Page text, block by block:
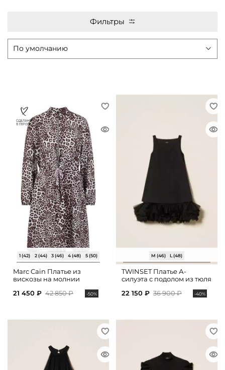
Фильтры
1 (42) 2 (44) 3 (46) 4 (48) 5 (50)
Marc Cain Платье из
вискозы на молнии
21 450 ₽ 42 850 ₽ -50%
M (46) L (48)
TWINSET Платье А-
силуэта с подолом из тюля
22 150 ₽ 36 900 ₽ -40%